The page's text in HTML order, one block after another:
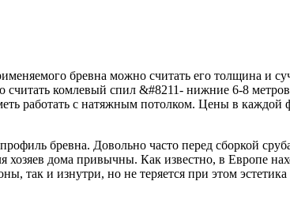
бревна можно считать его толщина и
комлевый спил &#8211- нижние 6-8
работать с натяжным потолком. Цены в каждой
бревна. Довольно часто перед сборкой
дома привычны. Как известно, в Европе
так и изнутри, но не теряется при этом